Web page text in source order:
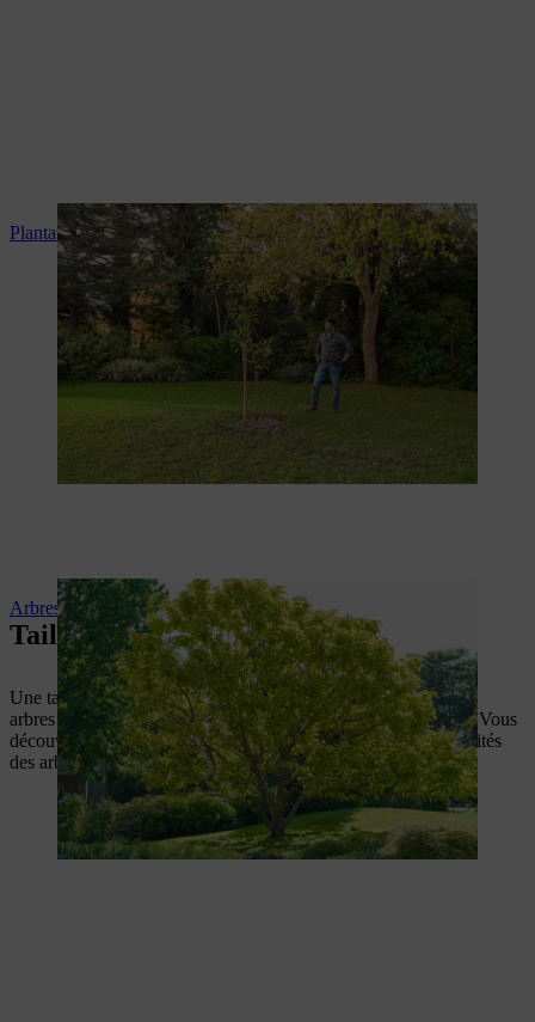
Plantation de l’arbre
Arbres à croissance rapide
Taille correcte des arbres :
Une taille d’arbre professionnelle fait partie de l’entretien des
arbres et est importante pour la croissance saine de vos arbres. Vous
découvrirez ici ce à quoi il faut prêter attention et les particularités
des arbres fruitiers.